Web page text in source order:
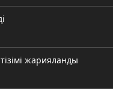
жарияланды